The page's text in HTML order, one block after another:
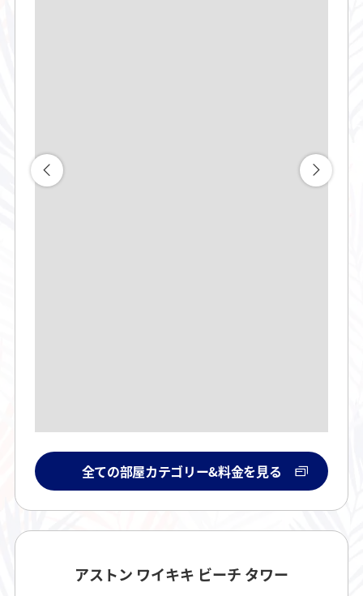
全ての部屋カテゴリー&料金を見る
アストン ワイキキ ビーチ タワー